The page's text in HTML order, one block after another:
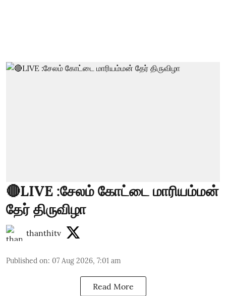
🔴LIVE :சேலம் கோட்டை மாரியம்மன்
தேர் திருவிழா
thanthitv
Published on: 07 Aug 2026, 7:01 am
Read More